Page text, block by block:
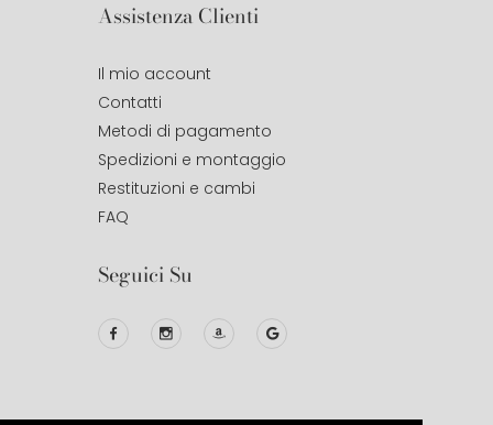
Assistenza Clienti
Il mio account
Contatti
Metodi di pagamento
Spedizioni e montaggio
Restituzioni e cambi
FAQ
Seguici Su